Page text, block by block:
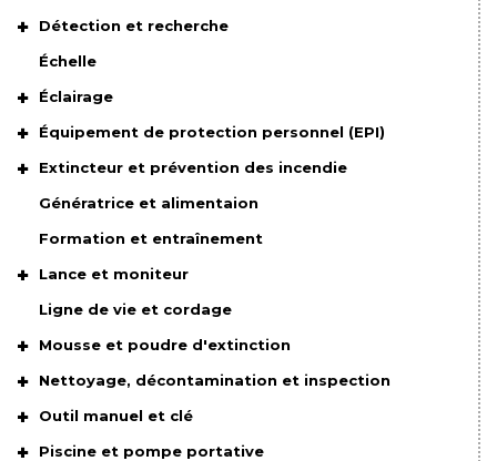
Détection et recherche
Échelle
Éclairage
Équipement de protection personnel (EPI)
Extincteur et prévention des incendie
Génératrice et alimentaion
Formation et entraînement
Lance et moniteur
Ligne de vie et cordage
Mousse et poudre d'extinction
Nettoyage, décontamination et inspection
Outil manuel et clé
Piscine et pompe portative